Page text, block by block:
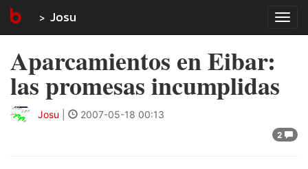
Josu
Aparcamientos en Eibar:
las promesas incumplidas
Josu 2007-05-18 00:13
2